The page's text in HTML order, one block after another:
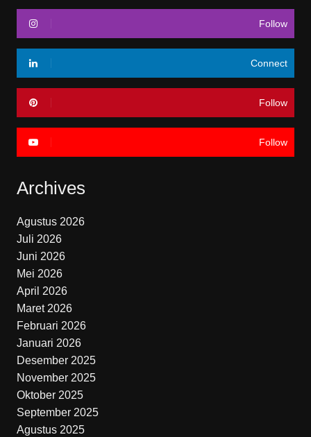
Follow
Connect
Follow
Follow
Archives
Agustus 2026
Juli 2026
Juni 2026
Mei 2026
April 2026
Maret 2026
Februari 2026
Januari 2026
Desember 2025
November 2025
Oktober 2025
September 2025
Agustus 2025